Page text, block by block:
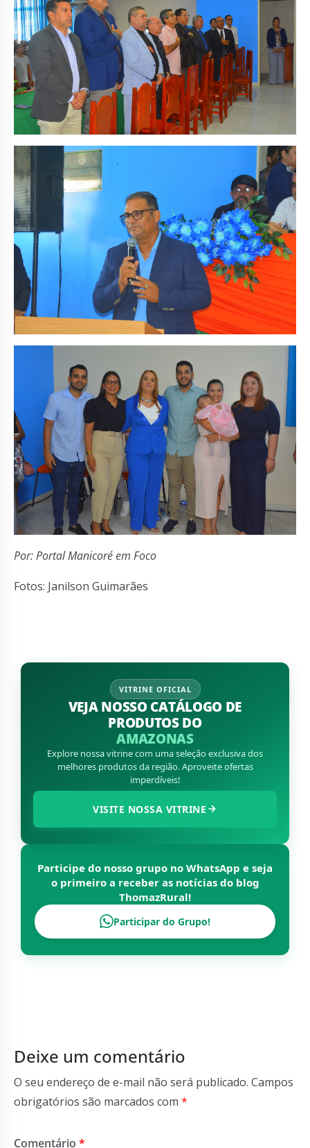
Por: Portal Manicoré em Foco
Fotos: Janilson Guimarães
VITRINE OFICIAL
VEJA NOSSO CATÁLOGO DE
PRODUTOS DO
AMAZONAS
Explore nossa vitrine com uma seleção exclusiva dos
melhores produtos da região. Aproveite ofertas
imperdíveis!
VISITE NOSSA VITRINE
Participe do nosso grupo no WhatsApp e seja
o primeiro a receber as notícias do blog
ThomazRural!
Participar do Grupo!
Deixe um comentário
O seu endereço de e-mail não será publicado. Campos
obrigatórios são marcados com *
Comentário *